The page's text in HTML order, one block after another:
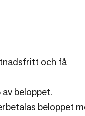
och få
beloppet.
beloppet